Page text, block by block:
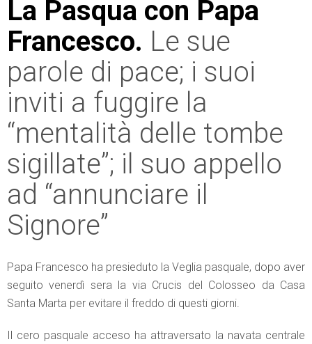
La Pasqua con Papa
Francesco. Le sue
parole di pace; i suoi
inviti a fuggire la
“mentalità delle tombe
sigillate”; il suo appello
ad “annunciare il
Signore”
Papa Francesco ha presieduto la Veglia pasquale, dopo aver
seguito venerdì sera la via Crucis del Colosseo da Casa
Santa Marta per evitare il freddo di questi giorni.
Il cero pasquale acceso ha attraversato la navata centrale